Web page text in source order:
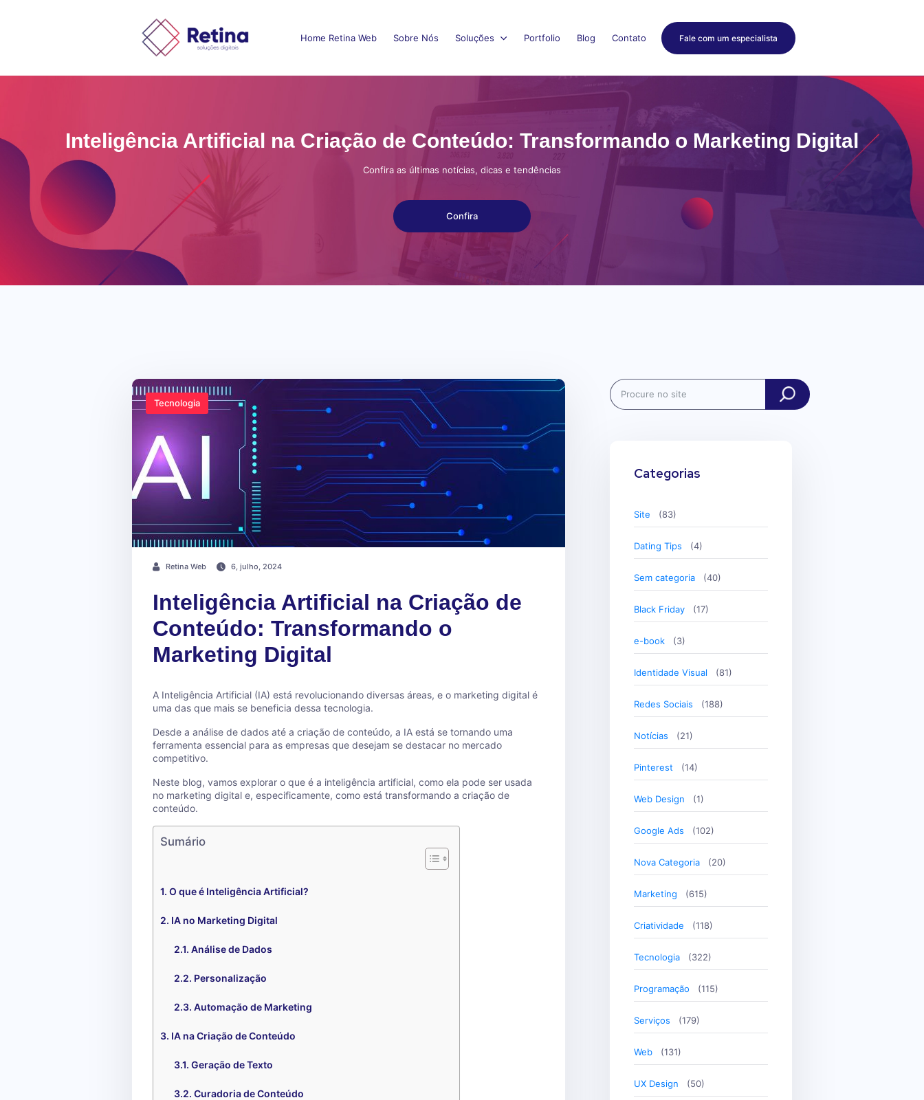
Home Retina Web Sobre Nós Soluções Portfolio Blog Contato Fale com um especialista
Inteligência Artificial na Criação de Conteúdo: Transformando o Marketing Digital
Confira as últimas notícias, dicas e tendências
Confira
Tecnologia
Retina Web 6, julho, 2024
Inteligência Artificial na Criação de
Conteúdo: Transformando o
Marketing Digital
A Inteligência Artificial (IA) está revolucionando diversas áreas, e o marketing digital é
uma das que mais se beneficia dessa tecnologia.
Desde a análise de dados até a criação de conteúdo, a IA está se tornando uma
ferramenta essencial para as empresas que desejam se destacar no mercado
competitivo.
Neste blog, vamos explorar o que é a inteligência artificial, como ela pode ser usada
no marketing digital e, especificamente, como está transformando a criação de
conteúdo.
Sumário
O que é Inteligência Artificial?
IA no Marketing Digital
Análise de Dados
Personalização
Automação de Marketing
IA na Criação de Conteúdo
Geração de Texto
Curadoria de Conteúdo
Search
Categorias
Site (83)
Dating Tips (4)
Sem categoria (40)
Black Friday (17)
e-book (3)
Identidade Visual (81)
Redes Sociais (188)
Notícias (21)
Pinterest (14)
Web Design (1)
Google Ads (102)
Nova Categoria (20)
Marketing (615)
Criatividade (118)
Tecnologia (322)
Programação (115)
Serviços (179)
Web (131)
UX Design (50)